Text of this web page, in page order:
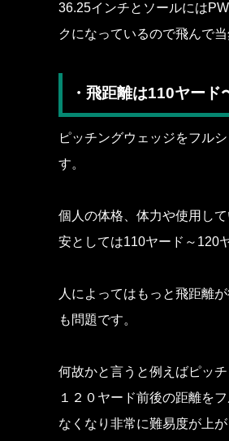
36.25インチとソールには
クになっているので飛んで
・飛距離は110ヤー
ピッチングウェッジをフル
す。
個人の体格、体力や使用し
安としては110ヤード～120
人によってはもっと飛距離
も問題です。
何故かと言うと例えばピッ
１２０ヤード前後の距離を
なくなり非常に難易度が上が